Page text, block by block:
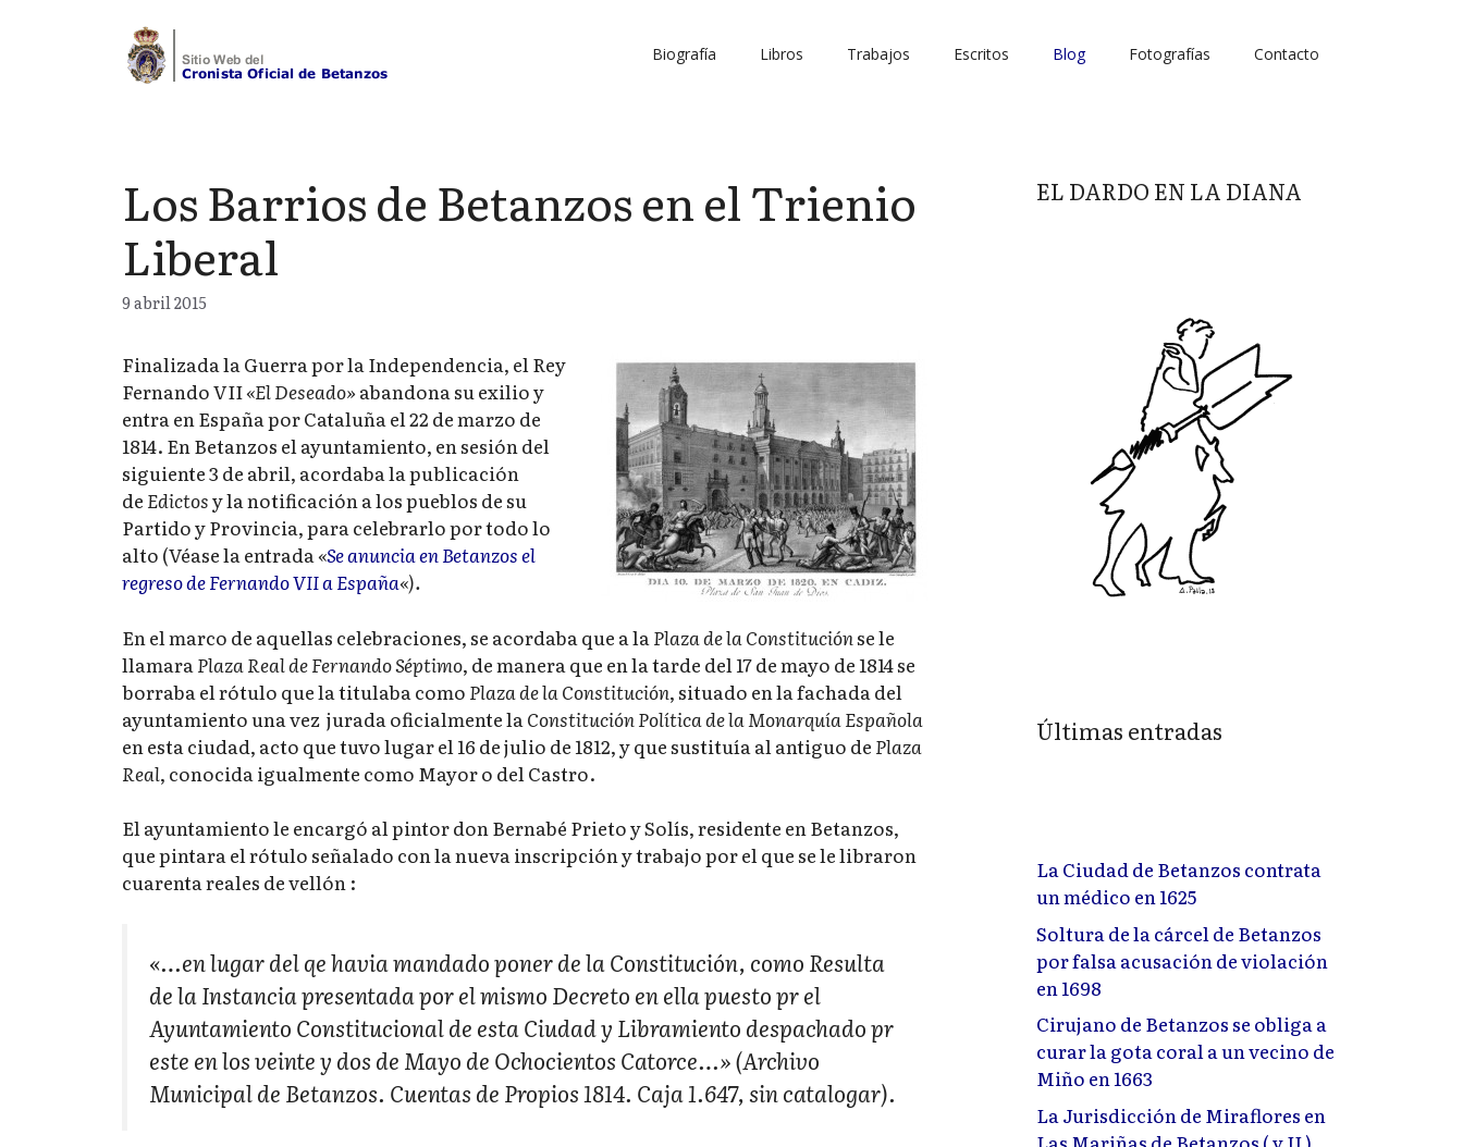
Biografía Libros Trabajos Escritos Blog Fotografías Contacto
Los Barrios de Betanzos en el Trienio
Liberal
9 abril 2015
Finalizada la Guerra por la Independencia, el Rey
Fernando VII«El Deseado»abandona su exilio y
entra en España por Cataluña el 22 de marzo de
1814. En Betanzos el ayuntamiento, en sesión del
siguiente 3 de abril, acordaba la publicación
de Edictosy la notificación a los pueblos de su
Partido y Provincia, para celebrarlo por todo lo
alto (Véase la entrada«Se anuncia en Betanzos el
regreso de Fernando VII a España«).
En el marco de aquellas celebraciones, se acordaba que a la Plaza de la Constituciónse le
llamara Plaza Real de Fernando Séptimo, de manera que en la tarde del 17 de mayo de 1814 se
borraba el rótulo que la titulaba como Plaza de la Constitución, situado en la fachada del
ayuntamiento una vez jurada oficialmente la Constitución Política de la Monarquía Española
en esta ciudad, acto que tuvo lugar el 16 de julio de 1812, y que sustituía al antiguo de Plaza
Real, conocida igualmente como Mayor o del Castro.
El ayuntamiento le encargó al pintor don Bernabé Prieto y Solís, residente en Betanzos,
que pintara el rótulo señalado con la nueva inscripción y trabajo por el que se le libraron
cuarenta reales de vellón :
«…en lugar del qe havia mandado poner de la Constitución, como Resulta
de la Instancia presentada por el mismo Decreto en ella puesto pr el
Ayuntamiento Constitucional de esta Ciudad y Libramiento despachado pr
este en los veinte y dos de Mayo de Ochocientos Catorce…» (Archivo
Municipal de Betanzos. Cuentas de Propios 1814. Caja 1.647, sin catalogar).
EL DARDO EN LA DIANA
Últimas entradas
La Ciudad de Betanzos contrata
un médico en 1625
Soltura de la cárcel de Betanzos
por falsa acusación de violación
en 1698
Cirujano de Betanzos se obliga a
curar la gota coral a un vecino de
Miño en 1663
La Jurisdicción de Miraflores en
Las Mariñas de Betanzos ( y II )